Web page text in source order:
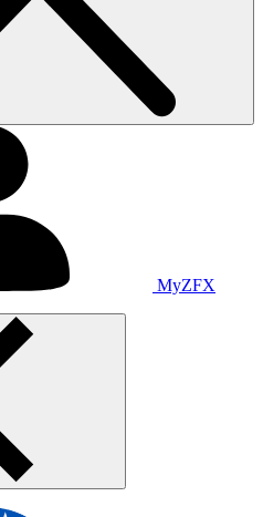
MyZFX